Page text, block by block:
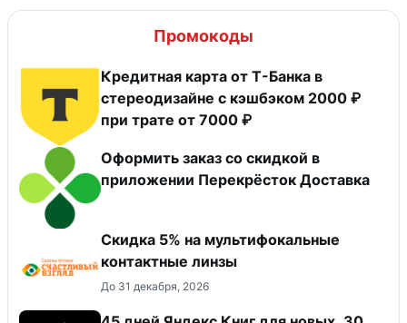
Промокоды
Кредитная карта от Т-Банка в
стереодизайне с кэшбэком 2000 ₽
при трате от 7000 ₽
Оформить заказ со скидкой в
приложении Перекрёсток Доставка
Скидка 5% на мультифокальные
контактные линзы
До 31 декабря, 2026